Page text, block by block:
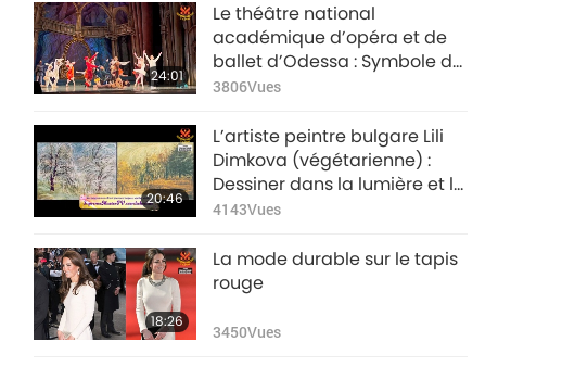
24:01
Le théâtre national
académique d’opéra et de
ballet d’Odessa : Symbole de
l’esprit et de la culture
3806Vues
20:46
L’artiste peintre bulgare Lili
Dimkova (végétarienne) :
Dessiner dans la lumière et la
spiritualité, partie 1/2
4143Vues
18:26
La mode durable sur le tapis
rouge
3450Vues